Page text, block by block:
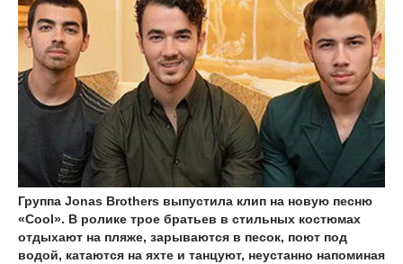
Группа Jonas Brothers выпустила клип на новую песню
«Cool». В ролике трое братьев в стильных костюмах
отдыхают на пляже, зарываются в песок, поют под
водой, катаются на яхте и танцуют, неустанно напоминая